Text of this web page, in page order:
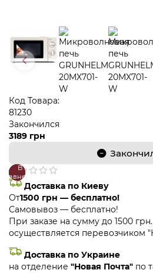
Код Товара:
81230
Закончился
3189 грн
В
закладки
В
сравнение
Доставка по Киеву
От1500 грн — бесплатно!
Самовывоз — бесплатно!
При заказе на сумму до 1500
осуществляется перевозчиком
Доставка по Украине
на отделение "Новая Почта" по